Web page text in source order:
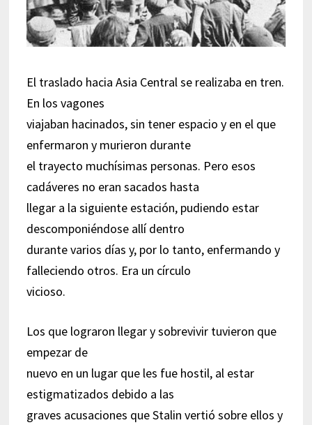
El traslado hacia Asia Central se realizaba en tren.
En los vagones
viajaban hacinados, sin tener espacio y en el que
enfermaron y murieron durante
el trayecto muchísimas personas. Pero esos
cadáveres no eran sacados hasta
llegar a la siguiente estación, pudiendo estar
descomponiéndose allí dentro
durante varios días y, por lo tanto, enfermando y
falleciendo otros. Era un círculo
vicioso.
Los que lograron llegar y sobrevivir tuvieron que
empezar de
nuevo en un lugar que les fue hostil, al estar
estigmatizados debido a las
graves acusaciones que Stalin vertió sobre ellos y